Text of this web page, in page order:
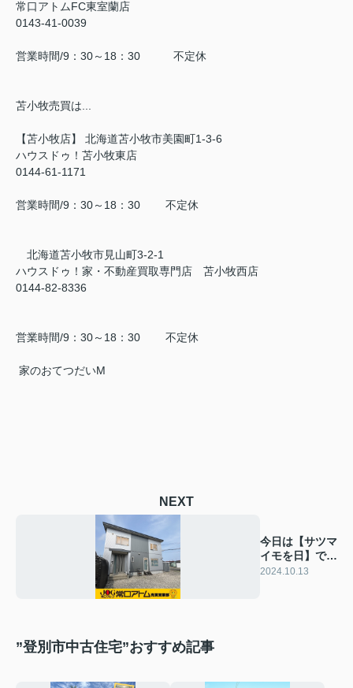
常口アトムFC東室蘭店
0143-41-0039
営業時間/9：30～18：30 不定休
苫小牧売買は...
【苫小牧店】 北海道苫小牧市美園町1-3-6
ハウスドゥ！苫小牧東店
0144-61-1171
営業時間/9：30～18：30 不定休
北海道苫小牧市見山町3-2-1
ハウスドゥ！家・不動産買取専門店 苫小牧西店
0144-82-8336
営業時間/9：30～18：30 不定休
家のおてつだいM
NEXT
今日は【サツマ
イモを日】です
♪
2024.10.13
”登別市中古住宅”おすすめ記事